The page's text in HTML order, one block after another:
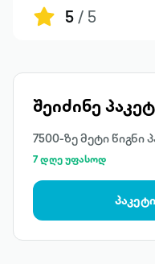
5/ 5
შეიძინე
7500-ზე მეტი წიგნი
7 დღე უფასოდ